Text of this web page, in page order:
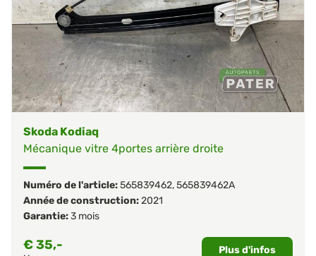
Skoda Kodiaq
Mécanique vitre 4portes arrière droite
Numéro de l'article:565839462,565839462A
Année de construction:2021
Garantie:3 mois
€35,- Plus d'infos